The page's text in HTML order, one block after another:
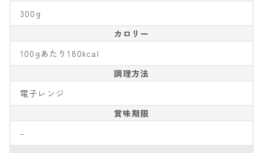
300g
カロリー
100gあたり180kcal
調理方法
電子レンジ
賞味期限
–